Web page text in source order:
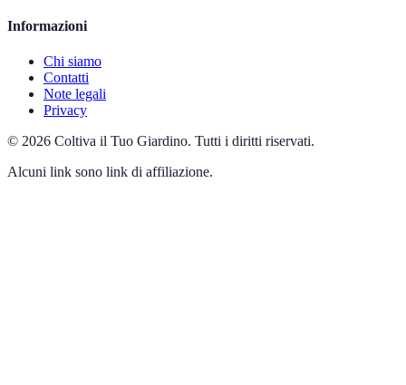
Informazioni
Chi siamo
Contatti
Note legali
Privacy
© 2026 Coltiva il Tuo Giardino. Tutti i diritti riservati.
Alcuni link sono link di affiliazione.